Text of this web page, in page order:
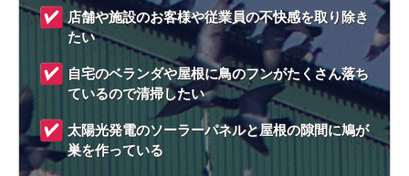
店舗や施設のお客様や従業員の不快感を取り除き
たい
自宅のベランダや屋根に鳥のフンがたくさん落ち
ているので清掃したい
太陽光発電のソーラーパネルと屋根の隙間に鳩が
巣を作っている